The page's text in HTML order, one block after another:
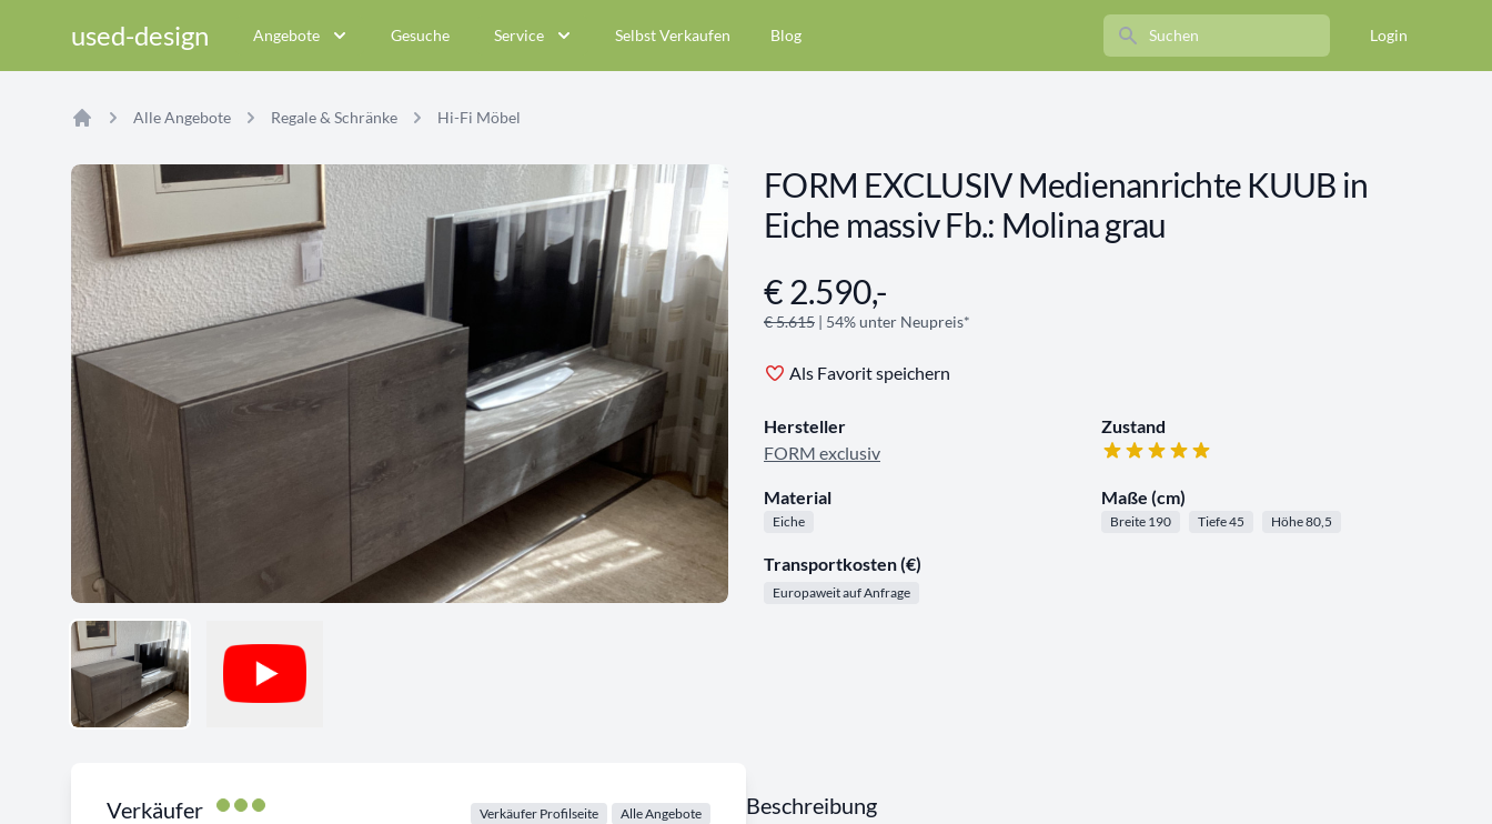
used-design Angebote Gesuche Service Selbst Verkaufen Blog Search Login
Alle Angebote Regale & Schränke Hi-Fi Möbel
FORM EXCLUSIV Medienanrichte KUUB in
Eiche massiv Fb.: Molina grau
Angebotsinformationen
€ 2.590,-
€ 5.615 | 54% unter Neupreis*
Als Favorit speichern
Hersteller
FORM exclusiv
Zustand
Material
Eiche
Maße (cm)
Breite 190 Tiefe 45 Höhe 80,5
Transportkosten (€)
Europaweit auf Anfrage
Verkäufer Verkäufer Profilseite Alle Angebote Beschreibung